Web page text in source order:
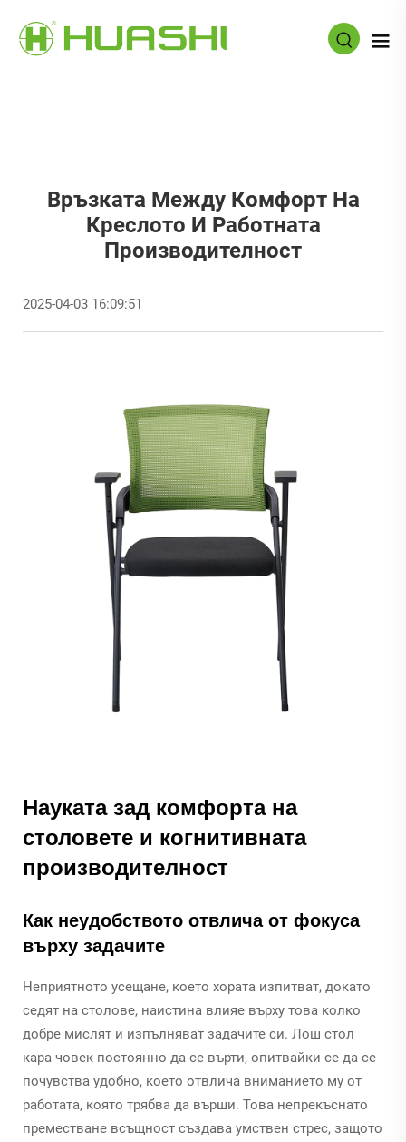
Връзката Между Комфорт На
Креслото И Работната
Производителност
2025-04-03 16:09:51
Науката зад комфорта на
столовете и когнитивната
производителност
Как неудобството отвлича от фокуса
върху задачите
Неприятното усещане, което хората изпитват, докато
седят на столове, наистина влияе върху това колко
добре мислят и изпълняват задачите си. Лош стол
кара човек постоянно да се върти, опитвайки се да се
почувства удобно, което отвлича вниманието му от
работата, която трябва да върши. Това непрекъснато
преместване всъщност създава умствен стрес, защото